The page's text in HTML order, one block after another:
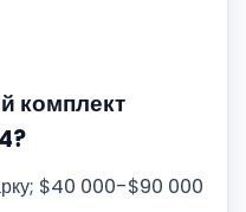
комплект
$40 000-$90 000